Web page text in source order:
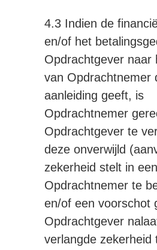
4.3 Indien de
en/of het
Opdrachtgever naar
van Opdrachtnemer
aanleiding geeft, is
Opdrachtnemer
Opdrachtgever te
deze onverwijld
zekerheid stelt in
Opdrachtnemer te
en/of een voorschot
Opdrachtgever
verlangde zekerheid